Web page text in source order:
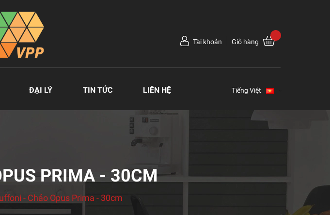
Tài khoản Giỏ hàng
ĐẠI LÝ TIN TỨC LIÊN HỆ Tiếng Việt
PRIMA - 30CM
- Chảo Opus Prima - 30cm